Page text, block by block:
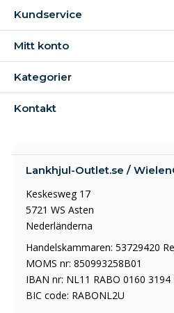
Kundservice
Mitt konto
Kategorier
Kontakt
Lankhjul-Outlet.se /
Keskesweg 17
5721 WS Asten
Nederländerna
Handelskammaren: 53729420
MOMS nr: 850993258B01
IBAN nr: NL11 RABO 0160 3194
BIC code: RABONL2U